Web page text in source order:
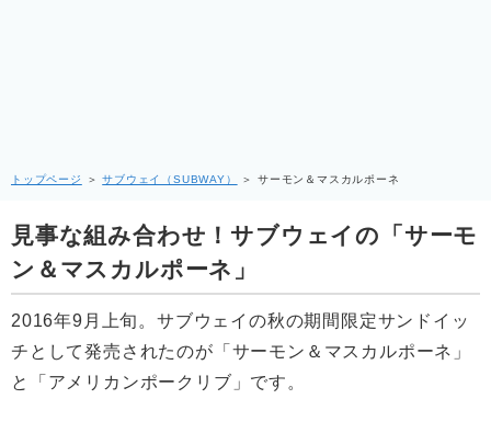
トップページ ＞サブウェイ（SUBWAY） ＞サーモン＆マスカルポーネ
見事な組み合わせ！サブウェイの「サーモ
ン＆マスカルポーネ」
2016年9月上旬。サブウェイの秋の期間限定サンドイッ
チとして発売されたのが「サーモン＆マスカルポーネ」
と「アメリカンポークリブ」です。